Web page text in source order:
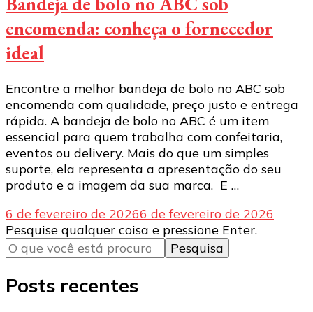
encomenda: conheça o fornecedor
ideal
Encontre a melhor bandeja de bolo no ABC sob
encomenda com qualidade, preço justo e entrega
rápida. A bandeja de bolo no ABC é um item
essencial para quem trabalha com confeitaria,
eventos ou delivery. Mais do que um simples
suporte, ela representa a apresentação do seu
produto e a imagem da sua marca. E …
6 de fevereiro de 20266 de fevereiro de 2026
Procurando
algo?
Pesquise qualquer coisa e pressione Enter.
Posts recentes